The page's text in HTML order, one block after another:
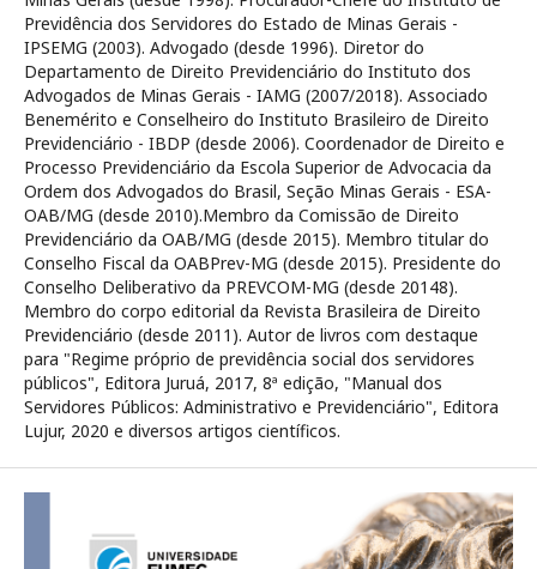
Previdência dos Servidores do Estado de Minas Gerais -
IPSEMG (2003). Advogado (desde 1996). Diretor do
Departamento de Direito Previdenciário do Instituto dos
Advogados de Minas Gerais - IAMG (2007/2018). Associado
Benemérito e Conselheiro do Instituto Brasileiro de Direito
Previdenciário - IBDP (desde 2006). Coordenador de Direito e
Processo Previdenciário da Escola Superior de Advocacia da
Ordem dos Advogados do Brasil, Seção Minas Gerais - ESA-
OAB/MG (desde 2010).Membro da Comissão de Direito
Previdenciário da OAB/MG (desde 2015). Membro titular do
Conselho Fiscal da OABPrev-MG (desde 2015). Presidente do
Conselho Deliberativo da PREVCOM-MG (desde 20148).
Membro do corpo editorial da Revista Brasileira de Direito
Previdenciário (desde 2011). Autor de livros com destaque
para "Regime próprio de previdência social dos servidores
públicos", Editora Juruá, 2017, 8ª edição, "Manual dos
Servidores Públicos: Administrativo e Previdenciário", Editora
Lujur, 2020 e diversos artigos científicos.